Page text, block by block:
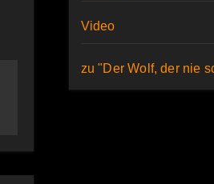
Video
zu "Der Wolf, der nie